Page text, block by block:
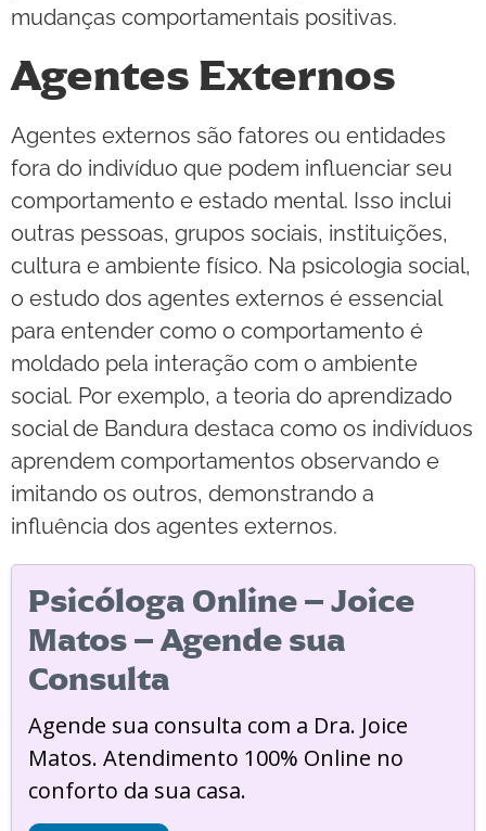
mudanças comportamentais positivas.
Agentes Externos
Agentes externos são fatores ou entidades
fora do indivíduo que podem influenciar seu
comportamento e estado mental. Isso inclui
outras pessoas, grupos sociais, instituições,
cultura e ambiente físico. Na psicologia social,
o estudo dos agentes externos é essencial
para entender como o comportamento é
moldado pela interação com o ambiente
social. Por exemplo, a teoria do aprendizado
social de Bandura destaca como os indivíduos
aprendem comportamentos observando e
imitando os outros, demonstrando a
influência dos agentes externos.
Psicóloga Online – Joice
Matos – Agende sua
Consulta
Agende sua consulta com a Dra. Joice
Matos. Atendimento 100% Online no
conforto da sua casa.